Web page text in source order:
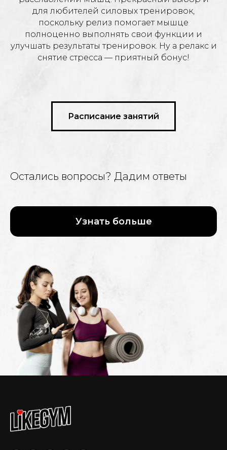
для любителей силовых тренировок,
поскольку релиз помогает мышце
полноценно выполнять свои функции и
улучшать результаты тренировок. Ну а релакс и
снятие стресса — приятный бонус!
Расписание занятий
Остались вопросы? Дадим ответы
Узнать больше